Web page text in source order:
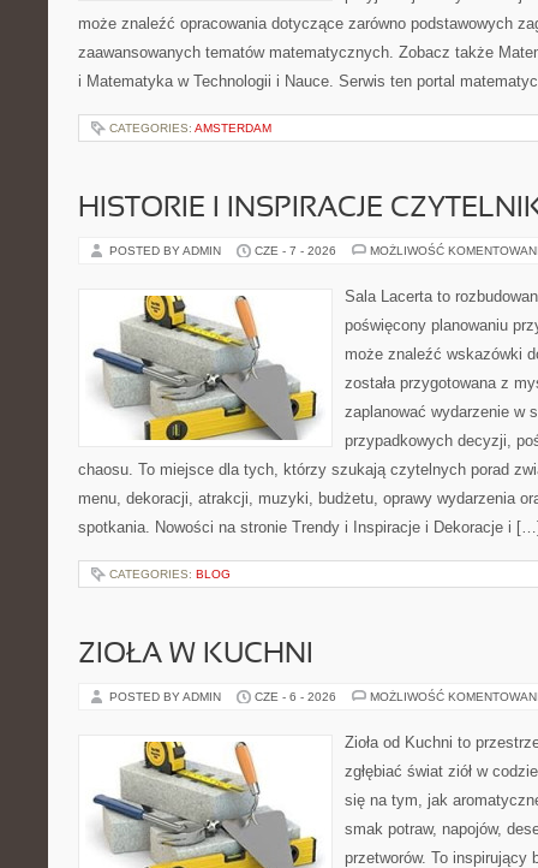
może znaleźć opracowania dotyczące zarówno podstawowych
zaawansowanych tematów matematycznych. Zobacz także
i Matematyka w Technologii i Nauce. Serwis ten portal
CATEGORIES: AMSTERDAM
HISTORIE I INSPIRACJE
POSTED BY ADMIN CZE - 7 - 2026 MOŻLIWOŚĆ
Sala Lacerta to
poświęcony planowaniu
może znaleźć wskazówki
została przygotowana z
zaplanować wydarzenie w
przypadkowych decyzji,
chaosu. To miejsce dla tych, którzy szukają czytelnych porad
menu, dekoracji, atrakcji, muzyki, budżetu, oprawy wydarzenia
spotkania. Nowości na stronie Trendy i Inspiracje i Dekoracje i
CATEGORIES: BLOG
ZIOŁA W KUCHNI
POSTED BY ADMIN CZE - 6 - 2026 MOŻLIWOŚĆ
Zioła od Kuchni to
zgłębiać świat ziół w
się na tym, jak
smak potraw, napojów,
przetworów. To inspirujący